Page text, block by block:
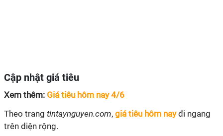
Cập nhật giá tiêu
Xem thêm: Giá tiêu hôm nay 4/6
Theo trang tintaynguyen.com, giá tiêu hôm nay đi ngang
trên diện rộng.